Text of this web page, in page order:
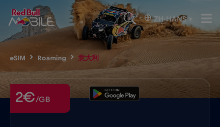
ZH-HANS ▾
eSIM Roaming 意大利
2€/GB